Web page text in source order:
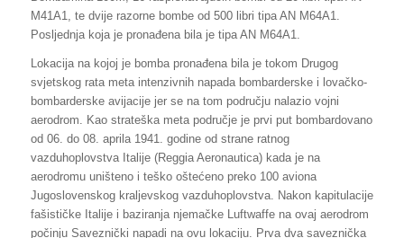
M41A1, te dvije razorne bombe od 500 libri tipa AN M64A1.
Posljednja koja je pronađena bila je tipa AN M64A1.
Lokacija na kojoj je bomba pronađena bila je tokom Drugog
svjetskog rata meta intenzivnih napada bombarderske i lovačko-
bombarderske avijacije jer se na tom području nalazio vojni
aerodrom. Kao strateška meta područje je prvi put bombardovano
od 06. do 08. aprila 1941. godine od strane ratnog
vazduhoplovstva Italije (Reggia Aeronautica) kada je na
aerodromu uništeno i teško oštećeno preko 100 aviona
Jugoslovenskog kraljevskog vazduhoplovstva. Nakon kapitulacije
fašističke Italije i baziranja njemačke Luftwaffe na ovaj aerodrom
počinju Saveznički napadi na ovu lokaciju. Prva dva saveznička